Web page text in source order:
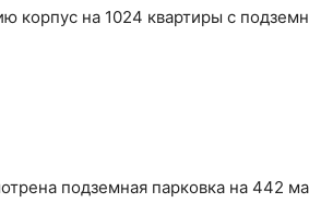
корпус на 1024 квартиры с
подземная парковка на 442